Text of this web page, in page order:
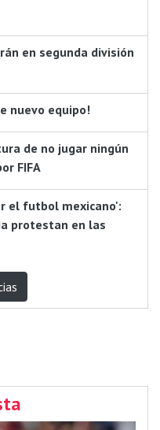
en segunda división
nuevo equipo!
de no jugar ningún
FIFA
el futbol mexicano':
protestan en las